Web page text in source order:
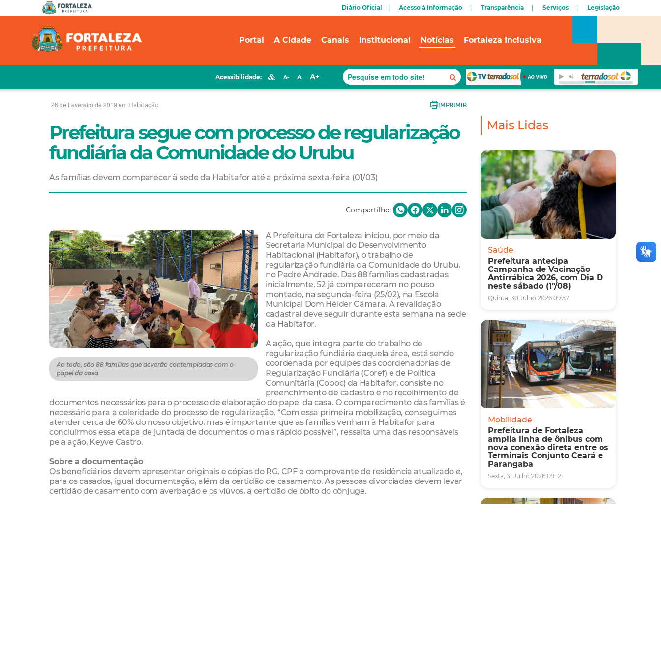
Diário Oficial Acesso à Informação Transparência Serviços Legislação
Portal A Cidade Canais Institucional Notícias Fortaleza Inclusiva
Acessibilidade: A- A A+
26 de Fevereiro de 2019 em Habitação IMPRIMIR
Prefeitura segue com processo de regularização
fundiária da Comunidade do Urubu
As famílias devem comparecer à sede da Habitafor até a próxima sexta-feira (01/03)
Compartilhe:
Ao todo, são 88 famílias que deverão contempladas com o
papel da casa
A Prefeitura de Fortaleza iniciou, por meio da
Secretaria Municipal do Desenvolvimento
Habitacional (Habitafor), o trabalho de
regularização fundiária da Comunidade do Urubu,
no Padre Andrade. Das 88 famílias cadastradas
inicialmente, 52 já compareceram no pouso
montado, na segunda-feira (25/02), na Escola
Municipal Dom Hélder Câmara. A revalidação
cadastral deve seguir durante esta semana na sede
da Habitafor.
A ação, que integra parte do trabalho de
regularização fundiária daquela área, está sendo
coordenada por equipes das coordenadorias de
Regularização Fundiária (Coref) e de Política
Comunitária (Copoc) da Habitafor, consiste no
preenchimento de cadastro e no recolhimento de
documentos necessários para o processo de elaboração do papel da casa. O comparecimento das famílias é
necessário para a celeridade do processo de regularização. “Com essa primeira mobilização, conseguimos
atender cerca de 60% do nosso objetivo, mas é importante que as famílias venham à Habitafor para
concluirmos essa etapa de juntada de documentos o mais rápido possível”, ressalta uma das responsáveis
pela ação, Keyve Castro.
Sobre a documentação
Os beneficiários devem apresentar originais e cópias do RG, CPF e comprovante de residência atualizado e,
para os casados, igual documentação, além da certidão de casamento. As pessoas divorciadas devem levar
certidão de casamento com averbação e os viúvos, a certidão de óbito do cônjuge.
Mais Lidas
Saúde
Prefeitura antecipa
Campanha de Vacinação
Antirrábica 2026, com Dia D
neste sábado (1º/08)
Quinta, 30 Julho 2026 09:57
Mobilidade
Prefeitura de Fortaleza
amplia linha de ônibus com
nova conexão direta entre os
Terminais Conjunto Ceará e
Parangaba
Sexta, 31 Julho 2026 09:12